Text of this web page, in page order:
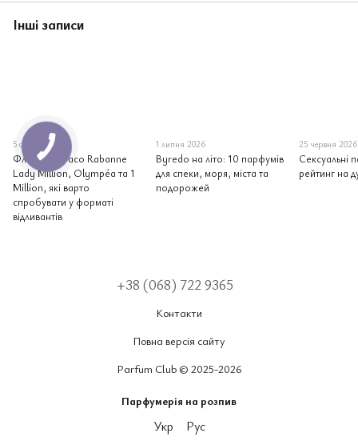
Інші записи
5 серпня 2026
Фланкери Paco Rabanne
Lady Million, Olympéa та 1
Million, які варто
спробувати у форматі
відливантів
1 липня 2026
Byredo на літо: 10 парфумів
для спеки, моря, міста та
подорожей
25 червня 2026
Сексуальні
рейтинг на
+38 (068) 722 9365
Контакти
Повна версія сайту
Parfum Club © 2025-2026
Парфумерія на розпив
Укр Рус